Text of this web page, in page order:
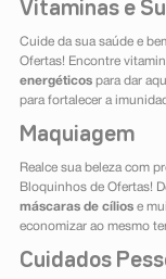
Vitaminas e
Cuide da sua saúde e
Ofertas! Encontre
energéticospara dar
para fortalecer a
Maquiagem
Realce sua beleza com
Bloquinhos de Ofertas!
máscaras de cíliose
economizar ao mesmo
Cuidados